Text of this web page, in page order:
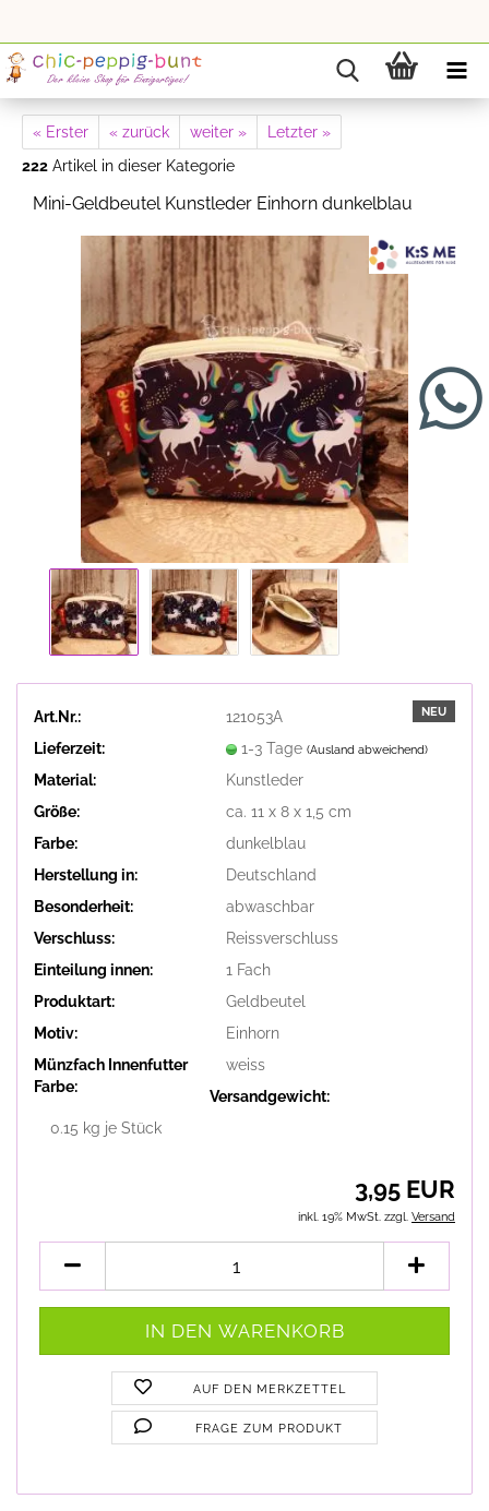
« Erster « zurück weiter »
Letzter »
222 Artikel in dieser Kategorie
Mini-Geldbeutel Kunstleder Einhorn dunkelblau
NEU
Art.Nr.:
121053A
Lieferzeit:
1-3 Tage (Ausland abweichend)
Material:
Kunstleder
Größe:
ca. 11 x 8 x 1,5 cm
Farbe:
dunkelblau
Herstellung in:
Deutschland
Besonderheit:
abwaschbar
Verschluss:
Reissverschluss
Einteilung innen:
1 Fach
Produktart:
Geldbeutel
Motiv:
Einhorn
Münzfach Innenfutter
Farbe:
weiss
Versandgewicht:
0.15 kg je Stück
3,95 EUR
inkl. 19% MwSt. zzgl. Versand
AUF DEN MERKZETTEL
FRAGE ZUM PRODUKT